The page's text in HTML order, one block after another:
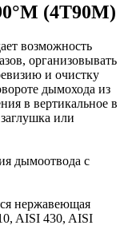
(4Т90М)
возможность
организовывать
и очистку
дымохода из
в вертикальное в
или
дымоотвода с
нержавеющая
AISI 430, AISI